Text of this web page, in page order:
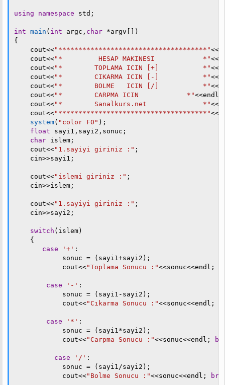
using namespace std ;
int main ( int argc , char *argv
)
{
    cout
<<"*************************************"<<
    cout
<<"*         HESAP MAKINESI            *"<<
    cout
<<"*        TOPLAMA ICIN [+]           *"<<
    cout
<<"*        CIKARMA ICIN [-]           *"<<
    cout
<<"*        BOLME   ICIN [/]           *"<<
    cout
<<"*        CARPMA ICIN            *"<<endl
    cout
<<"*        Sanalkurs.net              *"<<
    cout
<<"*************************************"<<
system( "color F0" ) ;
float sayi1 , sayi2 , sonuc ;
char islem ;
    cout
<<"1.sayiyi giriniz :" ;
    cin
>>sayi1 ;
    cout
<<"islemi giriniz :" ;
    cin
>>islem ;
    cout
<<"1.sayiyi giriniz :" ;
    cin
>>sayi2 ;
switch ( islem)
{
case
'+' :
            sonuc
= ( sayi1+sayi2 ) ;
            cout
<<"Toplama Sonucu :"<<sonuc<<endl ;
case '-' :
            sonuc
= ( sayi1 - sayi2 ) ;
            cout
<<"Cıkarma Sonucu :"<<sonuc<<endl ;
case '*' :
            sonuc
= ( sayi1*sayi2 ) ;
            cout
<<"Carpma Sonucu :"<<sonuc<<endl ;
case '/' :
            sonuc
= ( sayi1/sayi2 ) ;
            cout
<<"Bolme Sonucu :"<<sonuc<<endl ;